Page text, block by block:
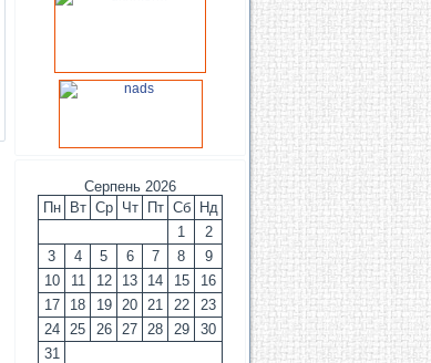
Серпень 2026
Пн
Вт Ср Чт Пт Сб
Нд
1
2
3
4 5 6 7 8
9
10
11 12 13 14 15
16
17
18 19 20 21 22
23
24
25 26 27 28 29
30
31